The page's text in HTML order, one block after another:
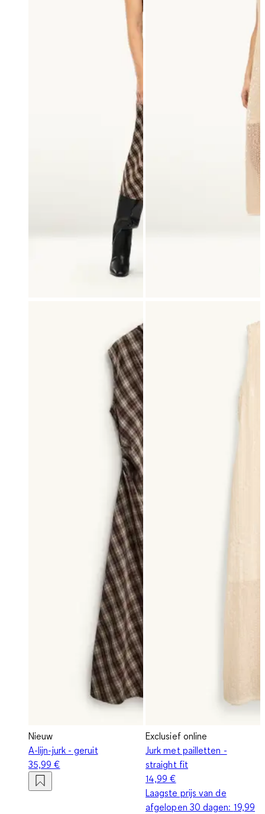
Nieuw
A-lijn-jurk - geruit
35,99 €
Exclusief online
Jurk met pailletten -
straight fit
14,99 €
Laagste prijs van de
afgelopen 30 dagen: 19,99